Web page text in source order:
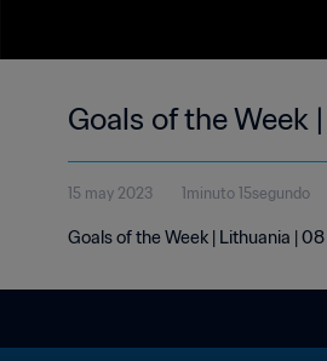
Goals of the
15 may 2023 1minuto 15segundo
Goals of the Week | Lithuania |